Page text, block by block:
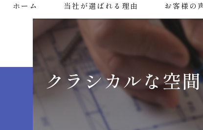
ホーム 当社が選ばれる理由 お客様の
クラシカルな空